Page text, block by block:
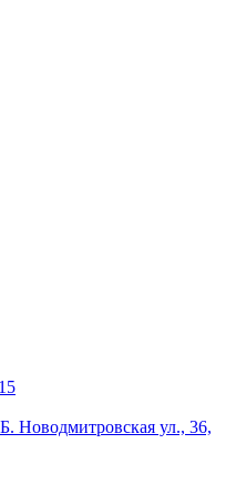
Б. Новодмитровская ул., 36,